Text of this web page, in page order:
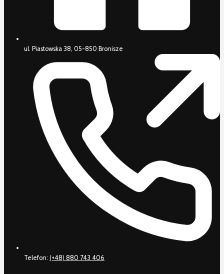
ul. Piastowska 38, 05-850 Bronisze
Telefon: (+48) 880 743 406